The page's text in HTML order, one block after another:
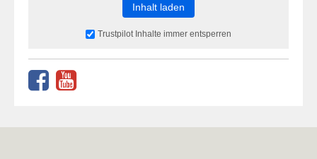
Inhalt laden
Trustpilot Inhalte immer entsperren